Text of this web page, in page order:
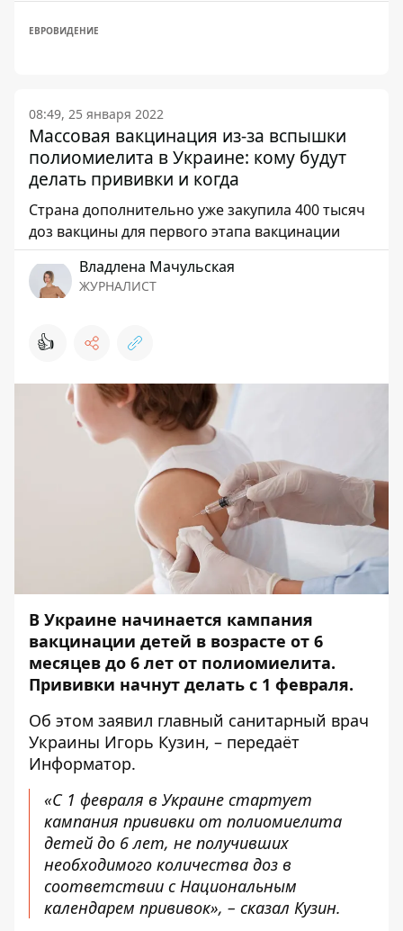
ЕВРОВИДЕНИЕ
08:49, 25 января 2022
Массовая вакцинация из-за вспышки
полиомиелита в Украине: кому будут
делать прививки и когда
Страна дополнительно уже закупила 400 тысяч
доз вакцины для первого этапа вакцинации
Владлена Мачульская
ЖУРНАЛИСТ
👍
В Украине начинается кампания
вакцинации детей в возрасте от 6
месяцев до 6 лет от полиомиелита.
Прививки начнут делать с 1 февраля.
Об этом заявил главный санитарный врач
Украины Игорь Кузин, – передаёт
Информатор.
«С 1 февраля в Украине стартует
кампания прививки от полиомиелита
детей до 6 лет, не получивших
необходимого количества доз в
соответствии с Национальным
календарем прививок», – сказал Кузин.